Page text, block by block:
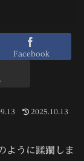
Facebook
2025.10.13
ように蹂躙しま